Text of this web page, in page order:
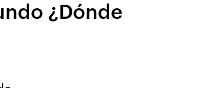
¿Dónde